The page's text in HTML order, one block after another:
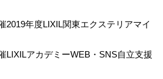
年度LIXIL関東エクステリアマイ
LIXILアカデミーWEB・SNS自立支援